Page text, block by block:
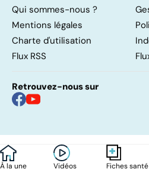
À la une Vidéos Fiches santé
Qui sommes-nous ?
Mentions légales
Charte d'utilisation
Flux RSS
Retrouvez-nous sur